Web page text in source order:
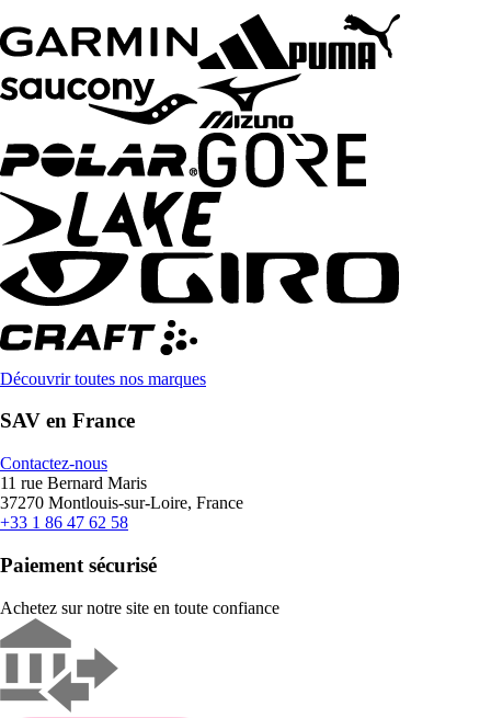
Découvrir toutes nos marques
SAV en France
Contactez-nous
11 rue Bernard Maris
37270 Montlouis-sur-Loire, France
+33 1 86 47 62 58
Paiement sécurisé
Achetez sur notre site en toute confiance